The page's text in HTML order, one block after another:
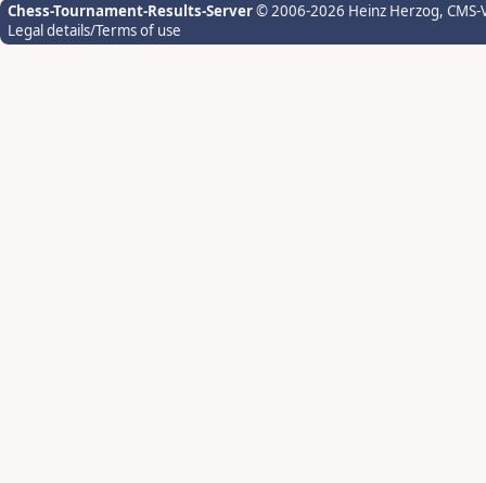
Chess-Tournament-Results-Server© 2006-2026 Heinz Herzog,
Legal details/Terms of use